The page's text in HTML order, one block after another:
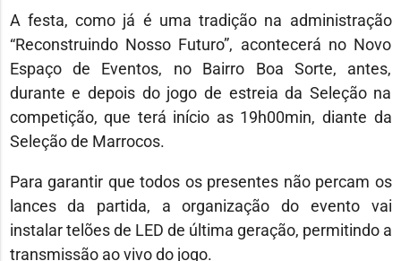
A festa, como já é uma tradição na administração
“Reconstruindo Nosso Futuro”, acontecerá no Novo
Espaço de Eventos, no Bairro Boa Sorte, antes,
durante e depois do jogo de estreia da Seleção na
competição, que terá início as 19h00min, diante da
Seleção de Marrocos.
Para garantir que todos os presentes não percam os
lances da partida, a organização do evento vai
instalar telões de LED de última geração, permitindo a
transmissão ao vivo do jogo.